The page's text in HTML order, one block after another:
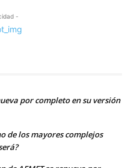
-
por completo en su versión
de los mayores complejos